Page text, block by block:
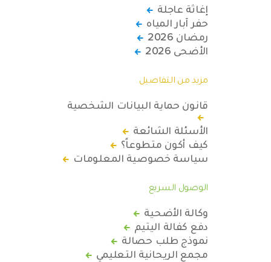
إغاثة عاجلة
حفر آبار المياه
رمضان 2026
الأضحى 2026
مزيد من التفاصيل
قانون حماية البيانات الشخصية
الأسئلة الشائعة
كيف أكون متطوعاً؟
سياسة خصوصية المعلومات
الوصول السريع
وكالة الأضحية
دفع كفالة اليتيم
نموذج طلب حصالة
مجمع الريحانية التعليمي